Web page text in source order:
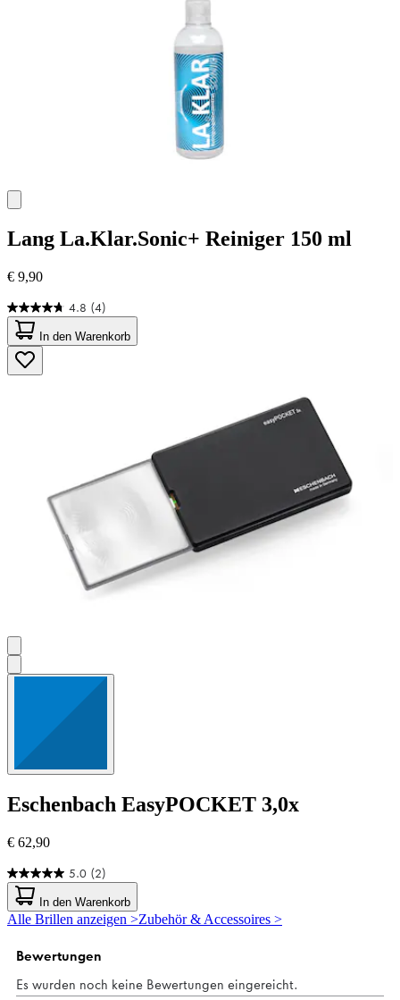
Lang La.Klar.Sonic+ Reiniger 150 ml
€ 9,90
4.8 (4)
4.8
von
5
Sternen.
4
In den Warenkorb
Eschenbach EasyPOCKET 3,0x
€ 62,90
5.0 (2)
5.0
von
5
Sternen.
Bewertungen
In den Warenkorb
Alle Brillen anzeigen >Zubehör & Accessoires >